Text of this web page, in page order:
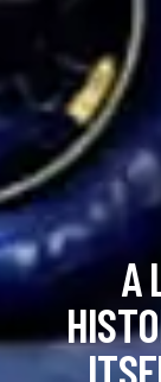
A
HISTO
ITSE